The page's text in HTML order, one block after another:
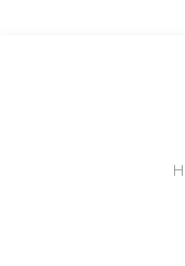
Bu
Ürün resmi
Ürün
Ürün bilgilerinde
Ürün fiyatı diğer